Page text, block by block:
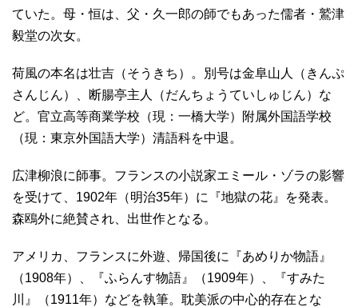
ていた。母・恒は、父・久一郎の師でもあった儒者・鷲津
毅堂の次女。
荷風の本名は壮吉（そうきち）。別号は金阜山人（きんぷ
さんじん）、断腸亭主人（だんちょうていしゅじん）な
ど。官立高等商業学校（現：一橋大学）附属外国語学校
（現：東京外国語大学）清語科を中退。
広津柳浪に師事。フランスの小説家エミール・ゾラの影響
を受けて、1902年（明治35年）に『地獄の花』を発表。
森鴎外に絶賛され、出世作となる。
アメリカ、フランスに外遊、帰国後に『あめりか物語』
（1908年）、『ふらんす物語』（1909年）、『すみた
川』（1911年）などを執筆。耽美派の中心的存在とな